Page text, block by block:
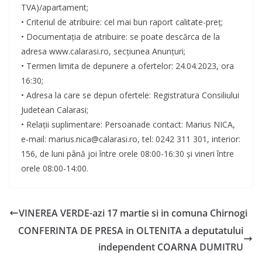
TVA)/apartament;
• Criteriul de atribuire: cel mai bun raport calitate-preț;
• Documentația de atribuire: se poate descărca de la
adresa www.calarasi.ro, secțiunea Anunțuri;
• Termen limita de depunere a ofertelor: 24.04.2023, ora
16:30;
• Adresa la care se depun ofertele: Registratura Consiliului
Judetean Calarasi;
• Relații suplimentare: Persoanade contact: Marius NICA,
e-mail: marius.nica@calarasi.ro, tel: 0242 311 301, interior:
156, de luni până joi între orele 08:00-16:30 și vineri între
orele 08:00-14:00.
VINEREA VERDE-azi 17 martie si in comuna Chirnogi
CONFERINTA DE PRESA in OLTENITA a deputatului
independent COARNA DUMITRU